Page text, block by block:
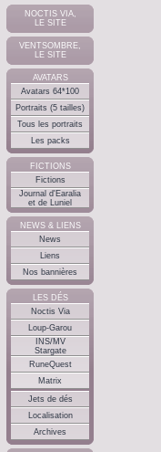
NOCTIS VIA,
LE SITE
VENTSOMBRE,
LE SITE
AVATARS
Avatars 64*100
Portraits (5 tailles)
Tous les portraits
Les packs
FICTIONS
Fictions
Journal d'Earalia
et de Luniel
NEWS & LIENS
News
Liens
Nos bannières
LES DÉS
Noctis Via
Loup-Garou
INS/MV
Stargate
RuneQuest
Matrix
Jets de dés
Localisation
Archives